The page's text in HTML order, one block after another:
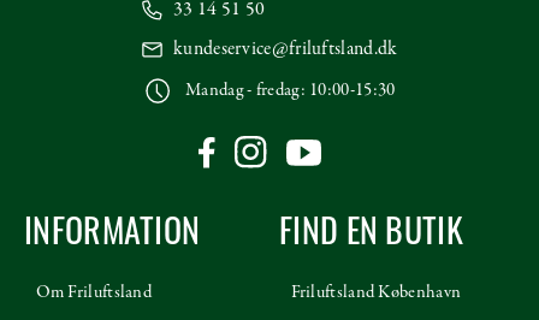
33 14 51 50
kundeservice@friluftsland.dk
Mandag - fredag: 10:00-15:30
INFORMATION
Om Friluftsland
FIND EN BUTIK
Friluftsland København